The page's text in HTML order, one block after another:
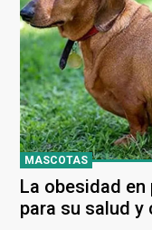
MASCOTAS
La obesidad
para su salud y